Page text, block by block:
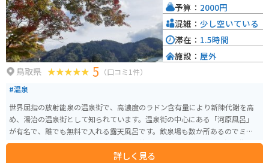
鳥取県 5 （口コミ1件）
#温泉
世界屈指の放射能泉の温泉街で、高濃度のラドン含有量により新陳代謝を高
め、湯治の温泉街として知られています。温泉街の中心にある「河原風呂」
が有名で、誰でも無料で入れる露天風呂です。飲泉場も数か所あるのでミネ
ラル豊富な温泉水を飲んで健康促進が期待できます。雰囲気の良い温泉街に
は多くの旅館があるので、自分に合った宿を探すこともできます。
詳しく見る
予算： 2000円
混雑： 少し空いている
滞在： 1.5時間
施設： 屋外